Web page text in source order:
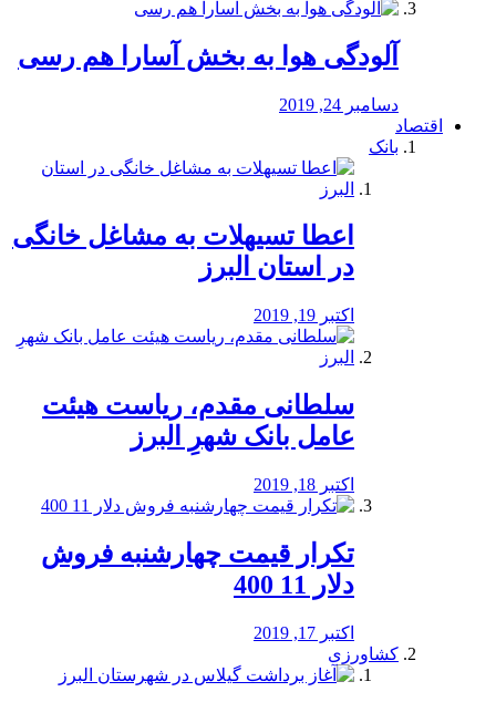
آلودگی هوا به بخش آسارا هم رسی
دسامبر 24, 2019
اقتصاد
بانک
️اعطا تسیهلات به مشاغل خانگی
در استان البرز
اکتبر 19, 2019
سلطانی مقدم، ریاست هیئت
عامل بانک شهرِ البرز
اکتبر 18, 2019
تکرار قیمت چهارشنبه فروش
دلار 11 400
اکتبر 17, 2019
کشاورزی